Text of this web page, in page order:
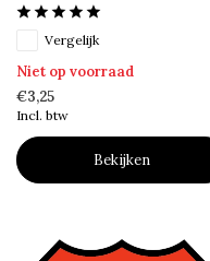
Vergelijk
Niet op voorraad
€3,25
Incl. btw
Bekijken